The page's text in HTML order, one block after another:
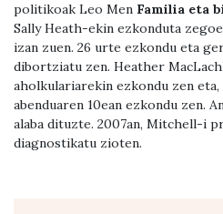
politikoak Leo Men Familia eta
Sally Heath-ekin ezkonduta
izan zuen. 26 urte ezkondu eta
dibortziatu zen. Heather
aholkulariarekin ezkondu zen eta,
abenduaren 10ean ezkondu zen.
alaba dituzte. 2007an, Mitchell-i
diagnostikatu zioten.